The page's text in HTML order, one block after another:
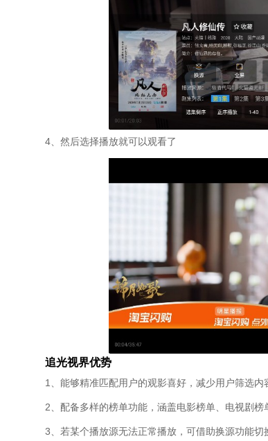
4、然后选择播放就可以观看了
追光视界优势
1、能够精准匹配用户的观影喜好，减少用户筛选内
2、配备多样的榜单功能，涵盖电影榜单、电视剧榜
3、若某个播放源无法正常播放，可借助换源功能切